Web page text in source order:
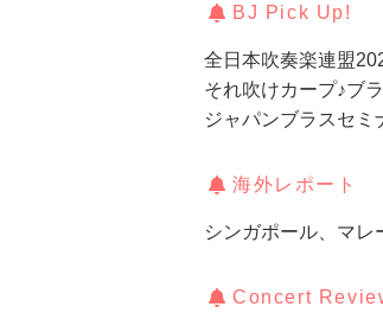
BJ Pick Up!
全日本吹奏楽連盟
それ吹けカープ♪ブ
ジャパンブラスセミ
海外レポート
シンガポール、マレ
Concert